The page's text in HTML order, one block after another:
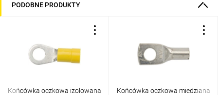
PODOBNE PRODUKTY
Końcówka oczkowa izolowana
Końcówka oczkowa miedziana